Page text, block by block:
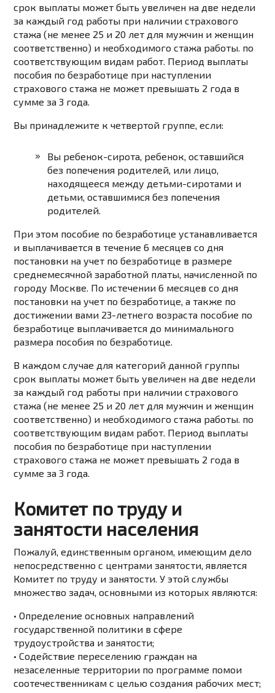
срок выплаты может быть увеличен на две недели
за каждый год работы при наличии страхового
стажа (не менее 25 и 20 лет для мужчин и женщин
соответственно) и необходимого стажа работы. по
соответствующим видам работ. Период выплаты
пособия по безработице при наступлении
страхового стажа не может превышать 2 года в
сумме за 3 года.
Вы принадлежите к четвертой группе, если:
Вы ребенок-сирота, ребенок, оставшийся
без попечения родителей, или лицо,
находящееся между детьми-сиротами и
детьми, оставшимися без попечения
родителей.
При этом пособие по безработице устанавливается
и выплачивается в течение 6 месяцев со дня
постановки на учет по безработице в размере
среднемесячной заработной платы, начисленной по
городу Москве. По истечении 6 месяцев со дня
постановки на учет по безработице, а также по
достижении вами 23-летнего возраста пособие по
безработице выплачивается до минимального
размера пособия по безработице.
В каждом случае для категорий данной группы
срок выплаты может быть увеличен на две недели
за каждый год работы при наличии страхового
стажа (не менее 25 и 20 лет для мужчин и женщин
соответственно) и необходимого стажа работы. по
соответствующим видам работ. Период выплаты
пособия по безработице при наступлении
страхового стажа не может превышать 2 года в
сумме за 3 года.
Комитет по труду и
занятости населения
Пожалуй, единственным органом, имеющим дело
непосредственно с центрами занятости, является
Комитет по труду и занятости. У этой службы
множество задач, основными из которых являются:
• Определение основных направлений
государственной политики в сфере
трудоустройства и занятости;
• Содействие переселению граждан на
незаселенные территории по программе помои
соотечественникам с целью создания рабочих мест;